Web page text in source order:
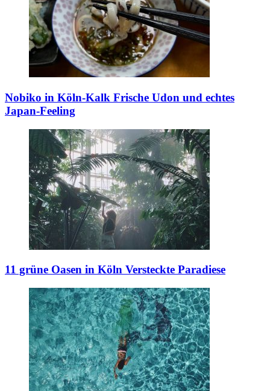
Nobiko in Köln-Kalk Frische Udon und echtes
Japan-Feeling
11 grüne Oasen in Köln Versteckte Paradiese